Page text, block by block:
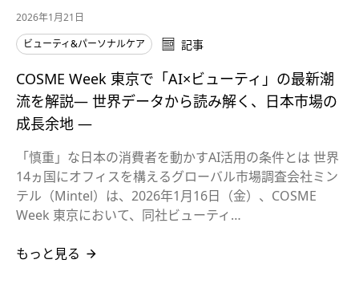
2026年1月21日
ビューティ&パーソナルケア
記事
COSME Week 東京で「AI×ビューティ」の最新潮
流を解説― 世界データから読み解く、日本市場の
成長余地 ―
「慎重」な日本の消費者を動かすAI活用の条件とは 世界
14ヵ国にオフィスを構えるグローバル市場調査会社ミン
テル（Mintel）は、2026年1月16日（金）、COSME
Week 東京において、同社ビューティ…
もっと見る